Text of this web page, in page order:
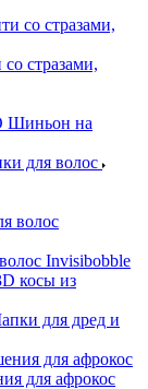
стразами,
Шиньон на
для волос
Invisibobble
косы из
для дред и
для афрокос